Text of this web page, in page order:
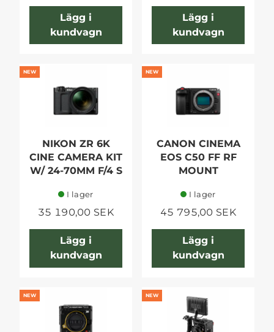
Lägg i
kundvagn
Lägg i
kundvagn
NEW
NIKON ZR 6K
CINE CAMERA KIT
W/ 24-70MM F/4 S
I lager
35 190,00 SEK
Lägg i
kundvagn
NEW
CANON CINEMA
EOS C50 FF RF
MOUNT
I lager
45 795,00 SEK
Lägg i
kundvagn
NEW NEW